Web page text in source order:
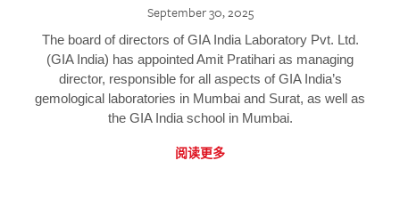
September 30, 2025
The board of directors of GIA India Laboratory Pvt. Ltd.
(GIA India) has appointed Amit Pratihari as managing
director, responsible for all aspects of GIA India’s
gemological laboratories in Mumbai and Surat, as well as
the GIA India school in Mumbai.
阅读更多